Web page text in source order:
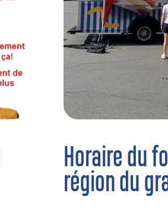
Horaire du
région du